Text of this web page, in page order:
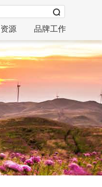
源 品牌工作